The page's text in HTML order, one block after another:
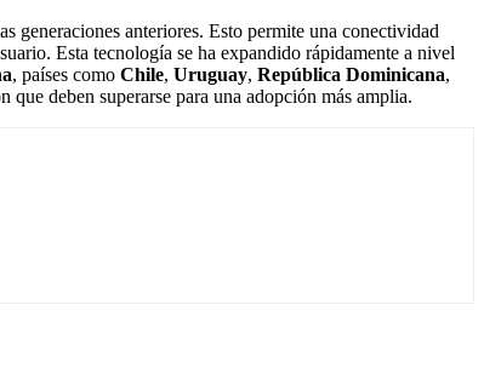
generaciones anteriores. Esto permite una conectividad
Esta tecnología se ha expandido rápidamente a nivel
, países como Chile, Uruguay, República Dominicana,
deben superarse para una adopción más amplia.